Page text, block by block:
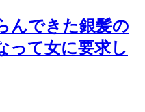
んできた銀髪の
って女に要求し